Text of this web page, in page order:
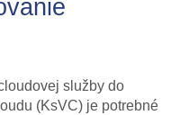
služby do
(KsVC) je potrebné